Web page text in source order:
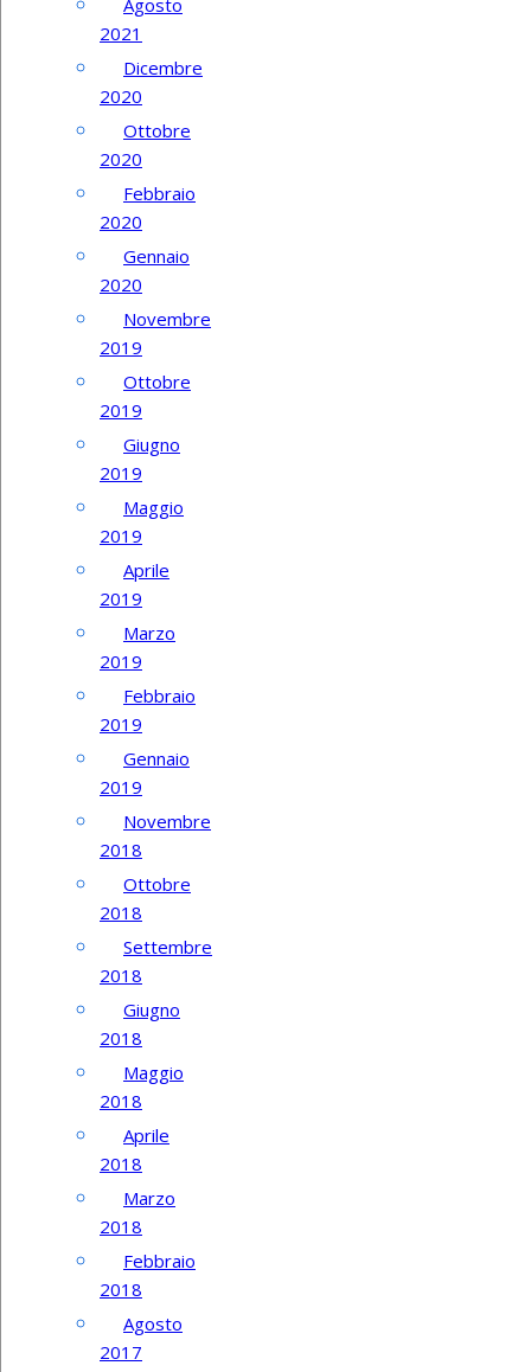
2021
Dicembre
2020
Ottobre
2020
Febbraio
2020
Gennaio
2020
Novembre
2019
Ottobre
2019
Giugno
2019
Maggio
2019
Aprile
2019
Marzo
2019
Febbraio
2019
Gennaio
2019
Novembre
2018
Ottobre
2018
Settembre
2018
Giugno
2018
Maggio
2018
Aprile
2018
Marzo
2018
Febbraio
2018
Agosto
2017